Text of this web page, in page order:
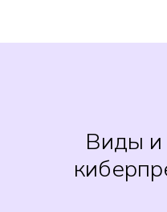
Виды и